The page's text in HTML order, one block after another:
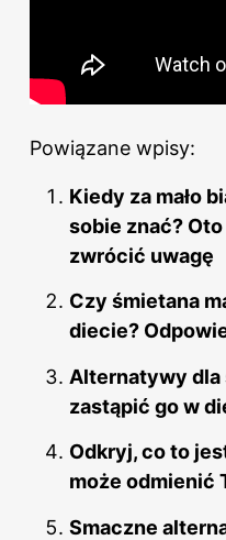
Powiązane wpisy:
Kiedy za mało
sobie znać?
zwrócić uwagę
Czy śmietana
diecie?
Alternatywy dla
zastąpić go w
Odkryj, co to
może odmienić
Smaczne